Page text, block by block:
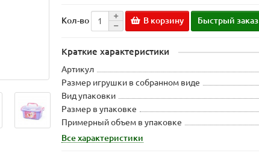
Кол-во В корзину Быстрый заказ
Краткие характеристики
Артикул
Размер игрушки в собранном виде
Вид упаковки
Размер в упаковке
Примерный объем в упаковке
Все характеристики